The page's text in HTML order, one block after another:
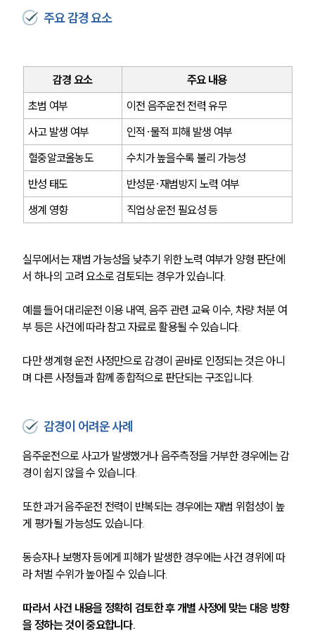
주요 감경 요소
감경 요소
주요 내용
초범 여부
이전 음주운전 전력 유무
사고 발생 여부
인적·물적 피해 발생 여부
혈중알코올농도
수치가 높을수록 불리 가능성
반성 태도
반성문·재범방지 노력 여부
생계 영향
직업상 운전 필요성 등
실무에서는 재범 가능성을 낮추기 위한 노력 여부가 양형 판단에
서 하나의 고려 요소로 검토되는 경우가 있습니다.
예를 들어 대리운전 이용 내역, 음주 관련 교육 이수, 차량 처분 여
부 등은 사건에 따라 참고 자료로 활용될 수 있습니다.
다만 생계형 운전 사정만으로 감경이 곧바로 인정되는 것은 아니
며 다른 사정들과 함께 종합적으로 판단되는 구조입니다.
감경이 어려운 사례
음주운전으로 사고가 발생했거나 음주측정을 거부한 경우에는 감
경이 쉽지 않을 수 있습니다.
또한 과거 음주운전 전력이 반복되는 경우에는 재범 위험성이 높
게 평가될 가능성도 있습니다.
동승자나 보행자 등에게 피해가 발생한 경우에는 사건 경위에 따
라 처벌 수위가 높아질 수 있습니다.
따라서 사건 내용을 정확히 검토한 후 개별 사정에 맞는 대응 방향
을 정하는 것이 중요합니다.